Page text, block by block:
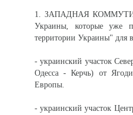
1. ЗАПАДНАЯ
Украины, которые уже
территории Украины" для
- украинский участок
Одесса - Керчь) от
Европы.
- украинский участок